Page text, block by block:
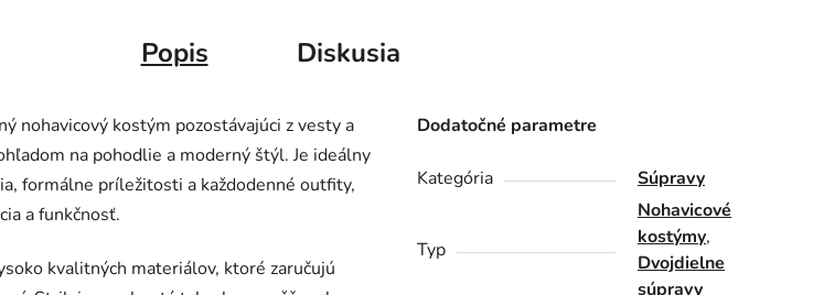
Popis Diskusia
nohavicový kostým pozostávajúci z vesty a
na pohodlie a moderný štýl. Je ideálny
formálne príležitosti a každodenné outfity,
a funkčnosť.
kvalitných materiálov, ktoré zaručujú
Dodatočné parametre
Kategória Súpravy
Typ
Nohavicové
kostýmy,
Dvojdielne
súpravy